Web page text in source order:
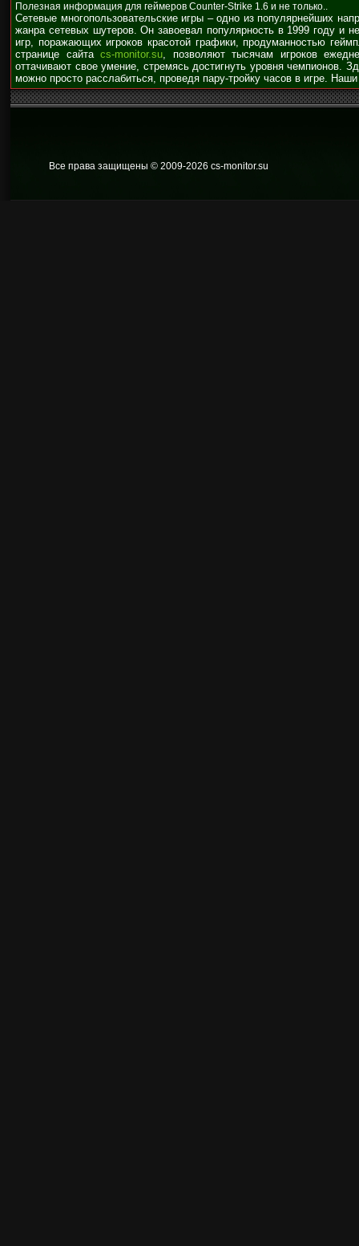
Полезная информация для геймеров Counter-Strike 1.6 и не только..
Сетевые многопользовательские игры – одно из популярнейших
жанра сетевых шутеров. Он завоевал популярность в 1999 году и
игр, поражающих игроков красотой графики, продуманностью
странице сайта cs-monitor.su, позволяют тысячам игроков
оттачивают свое умение, стремясь достигнуть уровня чемпионов.
можно просто расслабиться, проведя пару-тройку часов в игре.
Все права защищены © 2009-2026 cs-monitor.su